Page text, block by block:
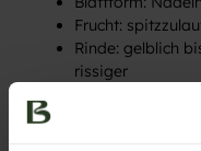
Frucht:
Rinde: gelblich
rissiger
Fun Fact: Die Kiefer
Nadelbäumen. Aus